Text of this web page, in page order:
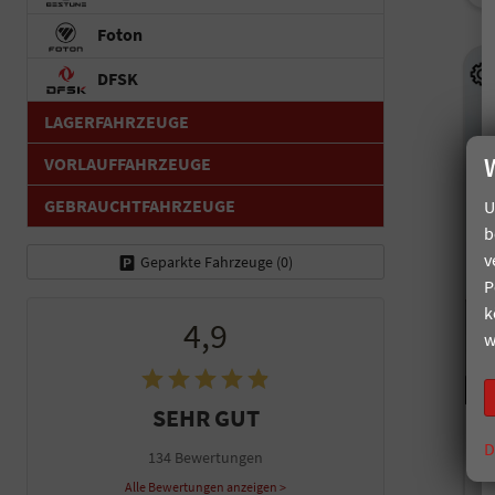
Foton
DFSK
LAGERFAHRZEUGE
VORLAUFFAHRZEUGE
GEBRAUCHTFAHRZEUGE
Geparkte Fahrzeuge (0)
4,9
SEHR GUT
134 Bewertungen
Alle Bewertungen anzeigen >